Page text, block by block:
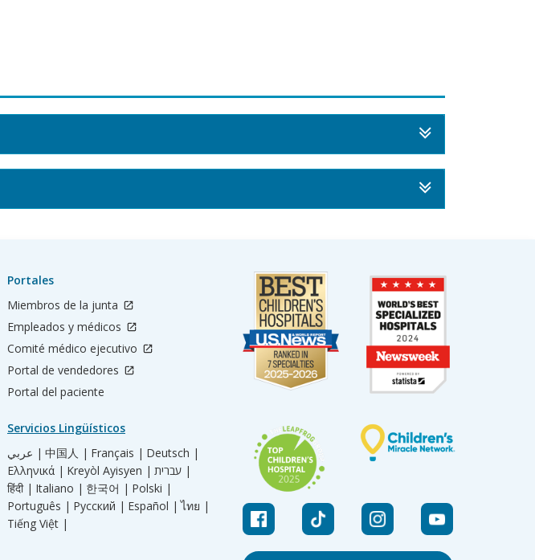
Portales
Miembros de la junta
Empleados y médicos
Comité médico ejecutivo
Portal de vendedores
Portal del paciente
Servicios Lingüísticos
عربي | 中国人 | Français | Deutsch |
Ελληνικά | Kreyòl Ayisyen |
עברית |
हिंदी | Italiano | 한국어 | Polski |
Português | Русский | Español | ไทย |
Tiếng Việt |